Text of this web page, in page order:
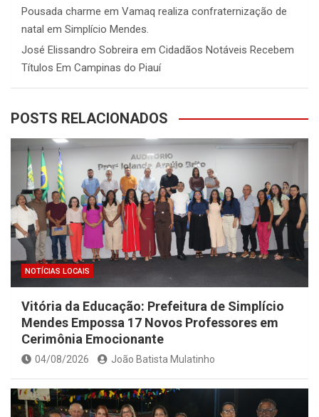
Pousada charme em Vamaq realiza confraternização de
natal em Simplício Mendes.
José Elissandro Sobreira em Cidadãos Notáveis Recebem
Títulos Em Campinas do Piauí
POSTS RELACIONADOS
NOTÍCIAS LOCAIS
Vitória da Educação: Prefeitura de Simplício
Mendes Empossa 17 Novos Professores em
Cerimônia Emocionante
04/08/2026 João Batista Mulatinho